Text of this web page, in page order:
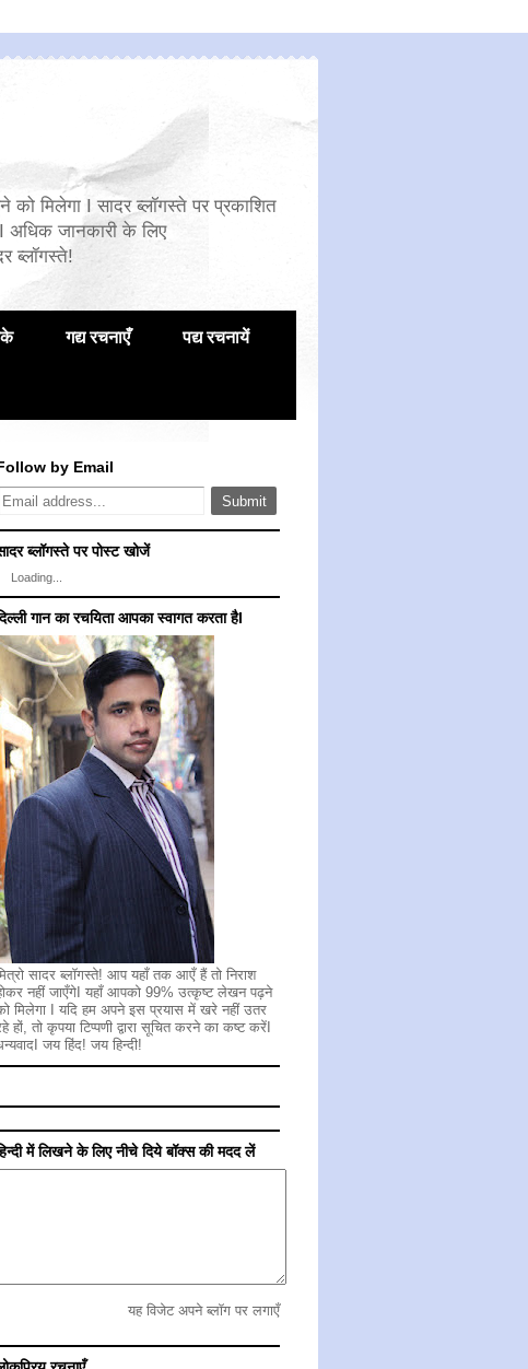
मिलेगा I सादर ब्लॉगस्ते पर प्रकाशित
अधिक जानकारी के लिए
ब्लॉगस्ते!
गद्य रचनाएँ पद्य रचनायें
by Email
ब्लॉगस्ते पर पोस्ट खोजें
Loading...
गान का रचयिता आपका स्वागत करता हैI
सादर ब्लॉगस्ते! आप यहाँ तक आएँ हैं तो निराश
नहीं जाएँगेI यहाँ आपको 99% उत्कृष्ट लेखन पढ़ने
मिलेगा I यदि हम अपने इस प्रयास में खरे नहीं उतर
हों, तो कृपया टिप्पणी द्वारा सूचित करने का कष्ट करेंI
जय हिंद! जय हिन्दी!
में लिखने के लिए नीचे दिये बॉक्स की मदद लें
यह विजेट अपने ब्लॉग पर लगाएँ